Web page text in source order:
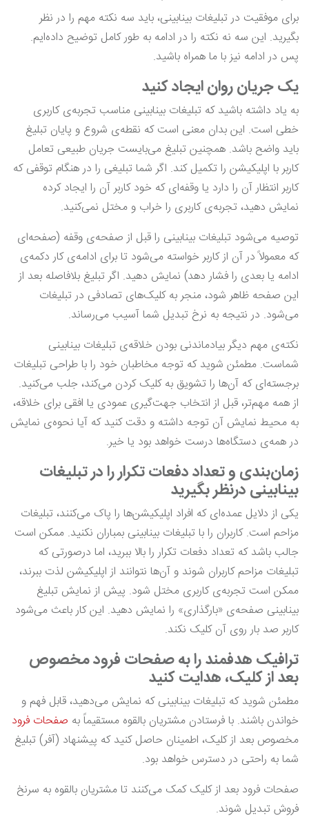
برای موفقیت در تبلیغات بینابینی، باید سه نکته مهم را در نظر
بگیرید. این سه نه نکته را در ادامه به طور کامل توضیح داده‌ایم.
پس در ادامه نیز با ما همراه باشید.
یک جریان روان ایجاد کنید
به یاد داشته باشید که تبلیغات بینابینی مناسب تجربه‌ی کاربری
خطی است. این بدان معنی است که نقطه‌ی شروع و پایان تبلیغ
باید واضح باشد. همچنین تبلیغ می‌بایست جریان طبیعی تعامل
کاربر با اپلیکیشن را تکمیل کند. اگر شما تبلیغی را در هنگام توقفی که
کاربر انتظار آن را دارد یا وقفه‌ای که خود کاربر آن را ایجاد کرده
نمایش دهید، تجربه‌ی کاربری را خراب و مختل نمی‌کنید.
توصیه می‌شود تبلیغات بینابینی را قبل از صفحه‌ی وقفه (صفحه‌ای
که معمولاً در آن از کاربر خواسته می‌شود تا برای ادامه‌ی کار دکمه‌ی
ادامه یا بعدی را فشار دهد) نمایش دهید. اگر تبلیغ بلافاصله بعد از
این صفحه ظاهر شود، منجر به کلیک‌های تصادفی در تبلیغات
می‌شود. در نتیجه به نرخ تبدیل شما آسیب می‌رساند.
نکته‌ی مهم دیگر بیادماندنی بودن خلاقه‌ی تبلیغات بینابینی
شماست. مطمئن شوید که توجه مخاطبان خود را با طراحی تبلیغات
برجسته‌ای که آن‌ها را تشویق به کلیک کردن می‌کند، جلب می‌کنید.
از همه مهم‌تر، قبل از انتخاب جهت‌گیری عمودی یا افقی برای خلاقه،
به محیط نمایش آن توجه داشته و دقت کنید که آیا نحوه‌ی نمایش
در همه‌ی دستگاه‌ها درست خواهد بود یا خیر.
زمان‌بندی و تعداد دفعات تکرار را در تبلیغات
بینابینی درنظر بگیرید
یکی از دلایل عمده‌ای که افراد اپلیکیشن‌ها را پاک می‌کنند، تبلیغات
مزاحم است. کاربران را با تبلیغات بینابینی بمباران نکنید. ممکن است
جالب باشد که تعداد دفعات تکرار را بالا ببرید، اما درصورتی که
تبلیغات مزاحم کاربران شوند و آن‌ها نتوانند از اپلیکیشن لذت ببرند،
ممکن است تجربه‌ی کاربری مختل شود. پیش از نمایش تبلیغ
بینابینی صفحه‌ی «بارگذاری» را نمایش دهید. این کار باعث می‌شود
کاربر صد بار روی آن کلیک نکند.
ترافیک هدفمند را به صفحات فرود مخصوص
بعد از کلیک، هدایت کنید
مطمئن شوید که تبلیغات بینابینی که نمایش می‌دهید، قابل فهم و
خواندن باشند. با فرستادن مشتریان بالقوه مستقیماً به صفحات فرود
مخصوص بعد از کلیک، اطمینان حاصل کنید که پیشنهاد (آفر) تبلیغ
شما به راحتی در دسترس خواهد بود.
صفحات فرود بعد از کلیک کمک می‌کنند تا مشتریان بالقوه به سرنخ
فروش تبدیل شوند.